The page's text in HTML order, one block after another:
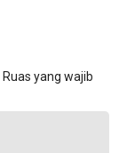
Ruas yang wajib